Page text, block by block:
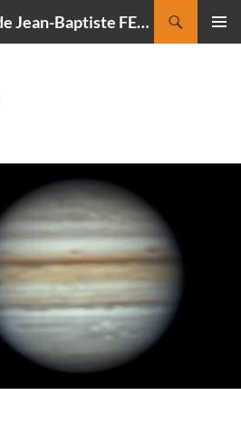
CIELMANIA : le blog de Jean-Baptiste FELDMANN, photographe du ciel